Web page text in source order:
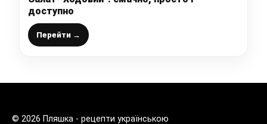
доступно
Перейти →
© 2026 Пляшка - рецепти українською